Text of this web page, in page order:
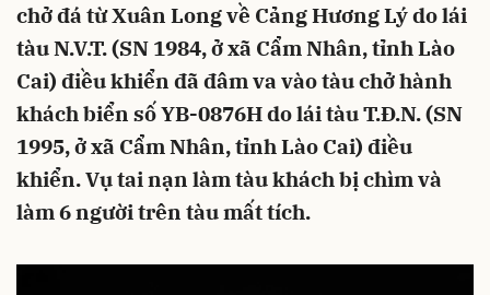
chở đá từ Xuân Long về Cảng Hương Lý do lái
tàu N.V.T. (SN 1984, ở xã Cẩm Nhân, tỉnh Lào
Cai) điều khiển đã đâm va vào tàu chở hành
khách biển số YB-0876H do lái tàu T.Đ.N. (SN
1995, ở xã Cẩm Nhân, tỉnh Lào Cai) điều
khiển. Vụ tai nạn làm tàu khách bị chìm và
làm 6 người trên tàu mất tích.